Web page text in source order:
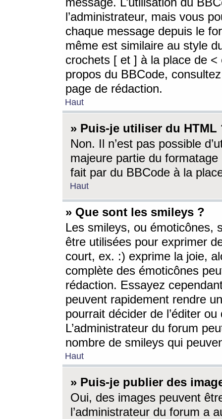
l’administrateur, mais vous
chaque message depuis le
même est similaire au style
crochets [ et ] à la place de <
propos du BBCode,
page de rédaction.
Haut
» Puis-je utiliser du HTML
Non. Il n’est pas possible
majeure partie du
fait par du BBCode à la
Haut
» Que sont les smileys ?
Les smileys, ou émoticônes,
être utilisées pour exprimer
court, ex. :) exprime la joie,
complète des émoticônes
rédaction. Essayez
peuvent rapidement rendre
pourrait décider de l’éditer
L’administrateur du forum
nombre de smileys qui
Haut
» Puis-je publier des
Oui, des images peuvent
l’administrateur du forum a